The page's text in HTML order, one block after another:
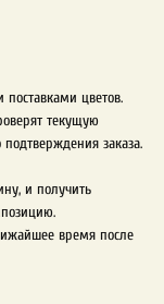
цветов.
текущую
заказа.
и получить
время после